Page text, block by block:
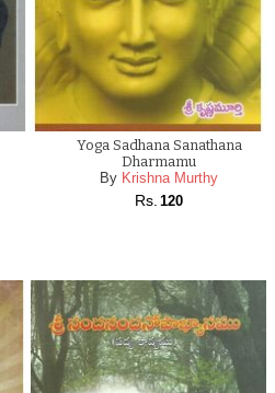
Yoga Sadhana Sanathana
Dharmamu
By Krishna Murthy
Rs. 120